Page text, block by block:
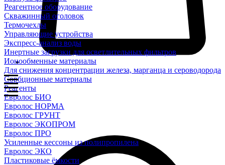
Реагентное оборудование
Скважинный оголовок
Термочехлы
Управляющие устройства
Экспресс-анализ воды
Инертные загрузки для осветлительных фильтров
Ионообменные материалы
Для снижения концентрации железа, марганца и сероводорода
Сорбционные материалы
Реагенты
Евролос БИО
Евролос НОРМА
Евролос ГРУНТ
Евролос ЭКОПРОМ
Евролос ПРО
Усиленные кессоны из полипропилена
Евролос ЭКО
Пластиковые ёмкости